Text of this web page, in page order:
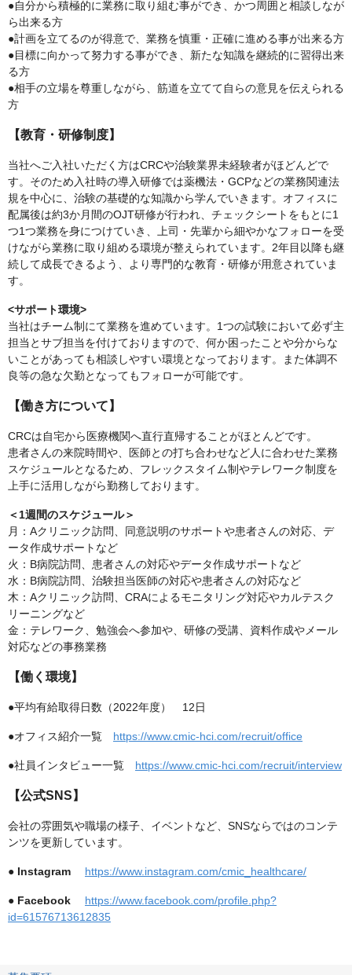
●自分から積極的に業務に取り組む事ができ、かつ周囲と相談しなが
ら出来る方
●計画を立てるのが得意で、業務を慎重・正確に進める事が出来る方
●目標に向かって努力する事ができ、新たな知識を継続的に習得出来
る方
●相手の立場を尊重しながら、筋道を立てて自らの意見を伝えられる
方
【教育・研修制度】
当社へご入社いただく方はCRCや治験業界未経験者がほどんどで
す。そのため入社時の導入研修では薬機法・GCPなどの業務関連法
規を中心に、治験の基礎的な知識から学んでいきます。オフィスに
配属後は約3か月間のOJT研修が行われ、チェックシートをもとに1
つ1つ業務を身につけていき、上司・先輩から細やかなフォローを受
けながら業務に取り組める環境が整えられています。2年目以降も継
続して成長できるよう、より専門的な教育・研修が用意されていま
す。
<サポート環境>
当社はチーム制にて業務を進めています。1つの試験において必ず主
担当とサブ担当を付けておりますので、何か困ったことや分からな
いことがあっても相談しやすい環境となっております。また体調不
良等の急な欠勤となってもフォローが可能です。
【働き方について】
CRCは自宅から医療機関へ直行直帰することがほとんどです。
患者さんの来院時間や、医師との打ち合わせなど人に合わせた業務
スケジュールとなるため、フレックスタイム制やテレワーク制度を
上手に活用しながら勤務しております。
＜1週間のスケジュール＞
月：Aクリニック訪問、同意説明のサポートや患者さんの対応、デ
ータ作成サポートなど
火：B病院訪問、患者さんの対応やデータ作成サポートなど
水：B病院訪問、治験担当医師の対応や患者さんの対応など
木：Aクリニック訪問、CRAによるモニタリング対応やカルテスク
リーニングなど
金：テレワーク、勉強会へ参加や、研修の受講、資料作成やメール
対応などの事務業務
【働く環境】
●平均有給取得日数（2022年度） 12日
●オフィス紹介一覧 https://www.cmic-hci.com/recruit/office
●社員インタビュー一覧 https://www.cmic-hci.com/recruit/interview
【公式SNS】
会社の雰囲気や職場の様子、イベントなど、SNSならではのコンテ
ンツを更新しています。
● Instagram https://www.instagram.com/cmic_healthcare/
● Facebook
https://www.facebook.com/profile.php?
id=61576713612835